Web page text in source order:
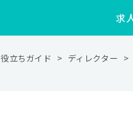
求
立ちガイド > ディレクター >